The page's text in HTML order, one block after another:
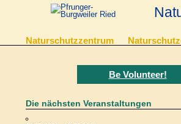
Naturschutzzentrum
Be Volunteer!
Die nächsten Veranstaltungen